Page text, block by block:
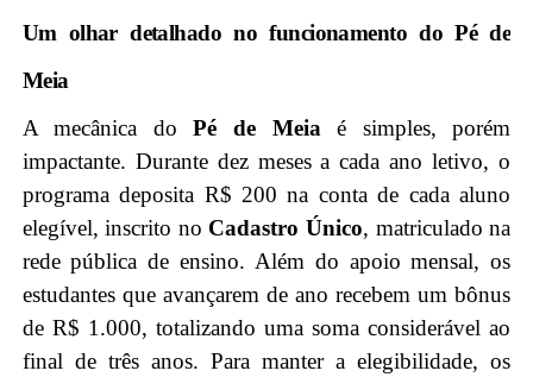
Um olhar detalhado no funcionamento do Pé de
Meia
A mecânica doPé de Meia é simples, porém
impactante. Durante dez meses a cada ano letivo, o
programa deposita R$ 200 na conta de cada aluno
elegível, inscrito no Cadastro Único, matriculado na
rede pública de ensino. Além do apoio mensal, os
estudantes que avançarem de ano recebem um bônus
de R$ 1.000, totalizando uma soma considerável ao
final de três anos. Para manter a elegibilidade, os